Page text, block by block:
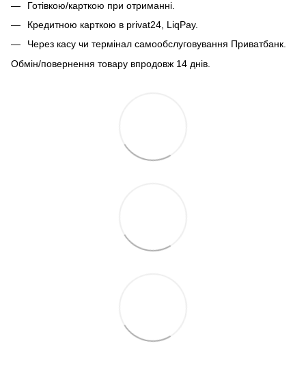
Готівкою/карткою при отриманні.
Кредитною карткою в privat24, LiqPay.
Через касу чи термінал самообслуговування Приватбанк.
Обмін/повернення товару впродовж 14 днів.